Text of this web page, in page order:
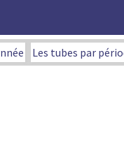
Les tubes par